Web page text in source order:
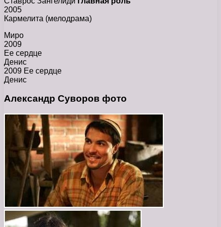
2005
Кармелита (мелодрама)
Миро
2009
Ее сердце
Денис
2009 Ее сердце
Денис
Александр Суворов фото